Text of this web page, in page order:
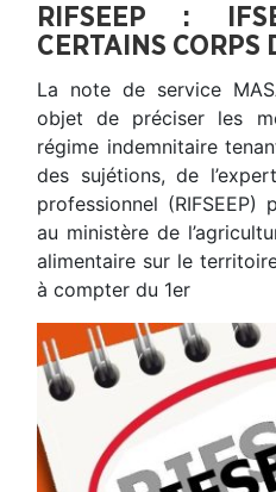
RIFSEEP :
CERTAINS CORPS
La note de service
objet de préciser les
régime indemnitaire
des sujétions, de
professionnel
au ministère de
alimentaire sur le
à compter du 1er